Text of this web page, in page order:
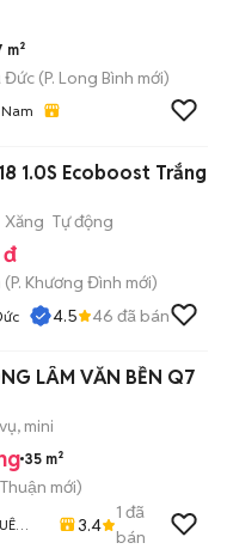
m²
Đức (P. Long Bình mới)
1.0S Ecoboost Trắng
Xăng Tự động
(P. Khương Đình mới)
4.5 46 đã bán
LÂM VĂN BỀN Q7
mini
35 m²
mới)
3.4
1 đã
bán